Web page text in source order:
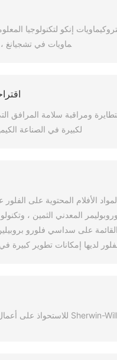
إنكو
ماويات في تشجيانغ
ومراقبة سلامة
لكبيرة في الصناعة
المعدني الثمين ،
على سداسي فلورو
لديها إمكانات تطوير كبيرة